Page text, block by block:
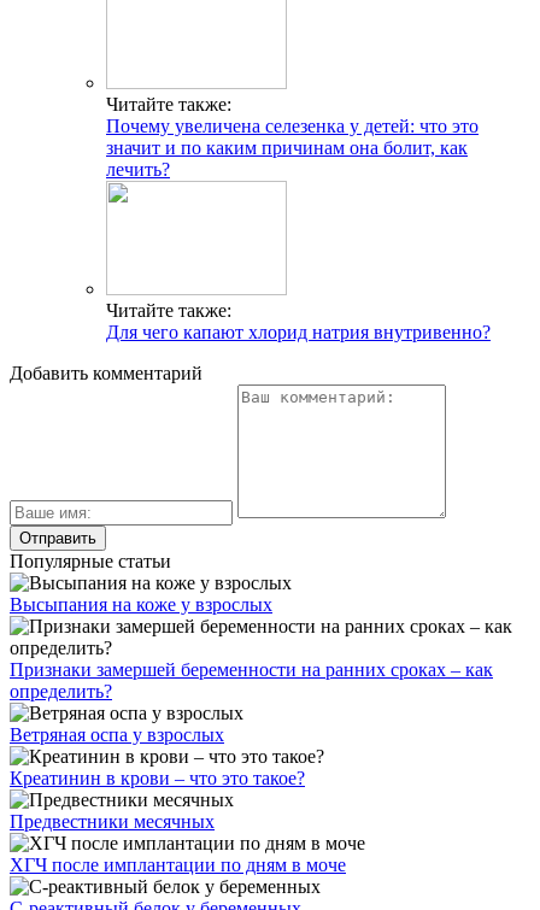
Читайте также:
Почему увеличена селезенка у детей: что это
значит и по каким причинам она болит, как
лечить?
Читайте также:
Для чего капают хлорид натрия внутривенно?
Добавить комментарий
Популярные статьи
Высыпания на коже у взрослых
Признаки замершей беременности на ранних сроках – как
определить?
Ветряная оспа у взрослых
Креатинин в крови – что это такое?
Предвестники месячных
ХГЧ после имплантации по дням в моче